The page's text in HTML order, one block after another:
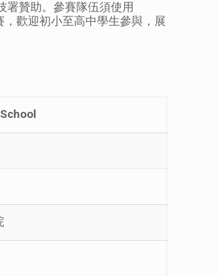
署贊助。參賽隊伍須使用
歡迎初小至高中學生參與，展